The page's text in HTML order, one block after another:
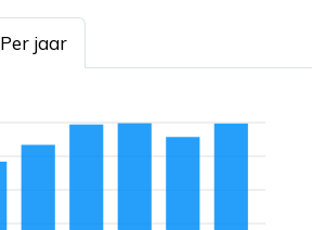
Per jaar